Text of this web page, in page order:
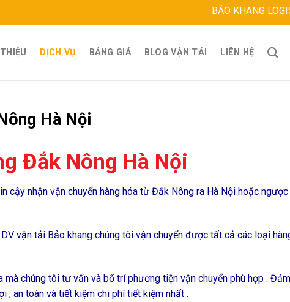
BẢO KHANG LOGISTICS Địa
DỊCH VỤ BẢNG GIÁ BLOG VẬN TẢI LIÊN HỆ
Hà Nội
Đắk Nông Hà Nội
cậy nhận vận chuyển hàng hóa từ Đắk Nông ra Hà Nội hoặc
vận tải Bảo khang chúng tôi vận chuyển được tất cả các loại
chúng tôi tư vấn và bố trí phương tiện vận chuyển phù hợp .
, an toàn và tiết kiệm chi phí tiết kiệm nhất .